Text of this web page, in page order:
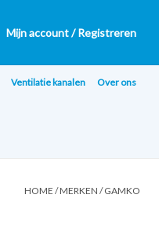
Mijn account / Registreren
Ventilatie kanalen Over ons
HOME /MERKEN /GAMKO